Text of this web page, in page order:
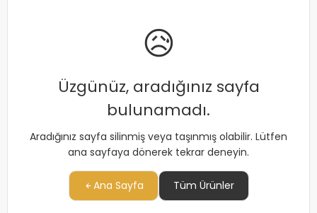
😥
Üzgünüz, aradığınız sayfa
bulunamadı.
Aradığınız sayfa silinmiş veya taşınmış olabilir. Lütfen
ana sayfaya dönerek tekrar deneyin.
Ana Sayfa Tüm Ürünler